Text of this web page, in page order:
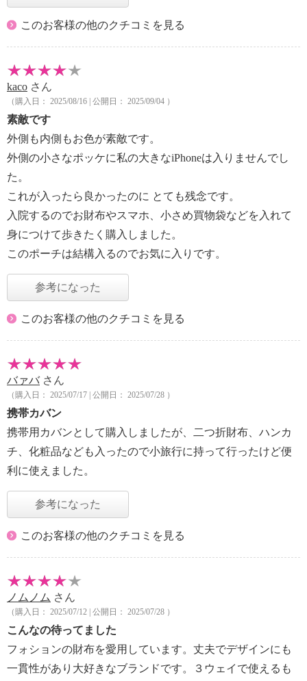
このお客様の他のクチコミを見る
kaco さん
（購入日： 2025/08/16 | 公開日： 2025/09/04 ）
素敵です
外側も内側もお色が素敵です。
外側の小さなポッケに私の大きなiPhoneは入りませんでし
た。
これが入ったら良かったのに とても残念です。
入院するのでお財布やスマホ、小さめ買物袋などを入れて
身につけて歩きたく購入しました。
このポーチは結構入るのでお気に入りです。
参考になった
このお客様の他のクチコミを見る
バァバさん
（購入日： 2025/07/17 | 公開日： 2025/07/28 ）
携帯カバン
携帯用カバンとして購入しましたが、二つ折財布、ハンカ
チ、化粧品なども入ったので小旅行に持って行ったけど便
利に使えました。
参考になった
このお客様の他のクチコミを見る
ノムノム さん
（購入日： 2025/07/12 | 公開日： 2025/07/28 ）
こんなの待ってました
フォションの財布を愛用しています。丈夫でデザインにも
一貫性があり大好きなブランドです。３ウェイで使えるも